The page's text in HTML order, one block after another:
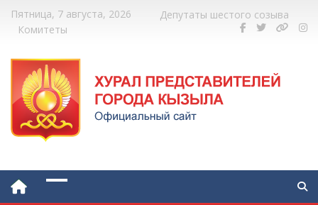
Пятница, 7 августа, 2026
Депутаты шестого созыва
Комитеты